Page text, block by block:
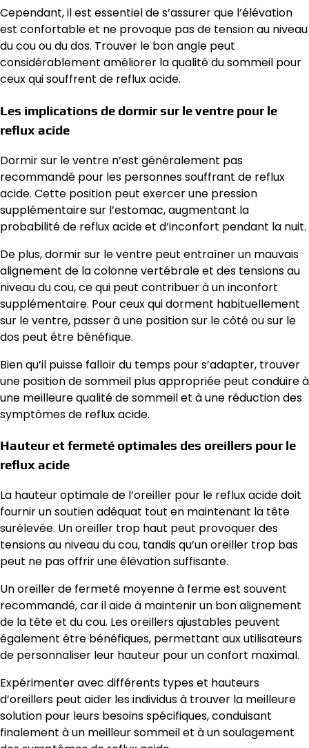
Cependant, il est essentiel de s’assurer que l’élévation
est confortable et ne provoque pas de tension au niveau
du cou ou du dos. Trouver le bon angle peut
considérablement améliorer la qualité du sommeil pour
ceux qui souffrent de reflux acide.
Les implications de dormir sur le ventre pour le
reflux acide
Dormir sur le ventre n’est généralement pas
recommandé pour les personnes souffrant de reflux
acide. Cette position peut exercer une pression
supplémentaire sur l’estomac, augmentant la
probabilité de reflux acide et d’inconfort pendant la nuit.
De plus, dormir sur le ventre peut entraîner un mauvais
alignement de la colonne vertébrale et des tensions au
niveau du cou, ce qui peut contribuer à un inconfort
supplémentaire. Pour ceux qui dorment habituellement
sur le ventre, passer à une position sur le côté ou sur le
dos peut être bénéfique.
Bien qu’il puisse falloir du temps pour s’adapter, trouver
une position de sommeil plus appropriée peut conduire à
une meilleure qualité de sommeil et à une réduction des
symptômes de reflux acide.
Hauteur et fermeté optimales des oreillers pour le
reflux acide
La hauteur optimale de l’oreiller pour le reflux acide doit
fournir un soutien adéquat tout en maintenant la tête
surélevée. Un oreiller trop haut peut provoquer des
tensions au niveau du cou, tandis qu’un oreiller trop bas
peut ne pas offrir une élévation suffisante.
Un oreiller de fermeté moyenne à ferme est souvent
recommandé, car il aide à maintenir un bon alignement
de la tête et du cou. Les oreillers ajustables peuvent
également être bénéfiques, permettant aux utilisateurs
de personnaliser leur hauteur pour un confort maximal.
Expérimenter avec différents types et hauteurs
d’oreillers peut aider les individus à trouver la meilleure
solution pour leurs besoins spécifiques, conduisant
finalement à un meilleur sommeil et à un soulagement